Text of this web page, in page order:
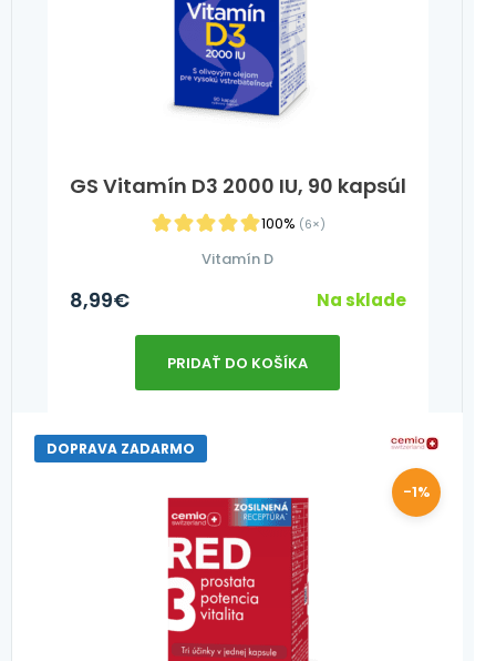
GS Vitamín D3 2000 IU, 90 kapsúl
100% (6×)
Vitamín D
8,99€ Na sklade
PRIDAŤ DO KOŠÍKA
DOPRAVA ZADARMO
-1%